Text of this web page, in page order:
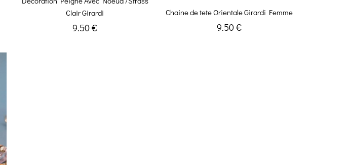
Clair Girardi
9.50 €
Chaine de tete Orientale Girardi Femme
9.50 €